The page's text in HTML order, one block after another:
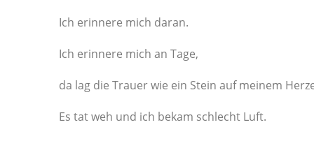
Ich erinnere mich daran.
Ich erinnere mich an Tage,
da lag die Trauer wie ein Stein auf meinem
Es tat weh und ich bekam schlecht Luft.